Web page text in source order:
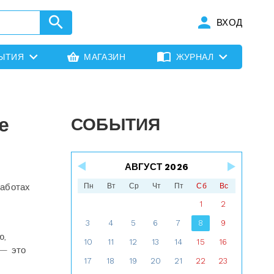
ВХОД
МАГАЗИН ЖУРНАЛ
это
СОБЫТИЯ
АВГУСТ 2026
Пн Вт Ср Чт Пт Сб Вс
1 2
3 4 5 6 7 8 9
10 11 12 13 14 15 16
17 18 19 20 21 22 23